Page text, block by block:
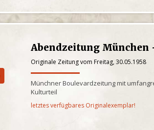
Abendzeitung München
Originale Zeitung vom Freitag, 30.05.1958
Münchner Boulevardzeitung mit
Kulturteil
letztes verfügbares Originalexemplar!